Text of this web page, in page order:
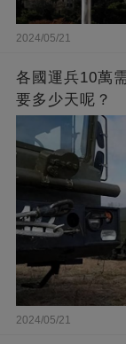
2024/05/21
各國運兵10萬
要多少天呢？
2024/05/21